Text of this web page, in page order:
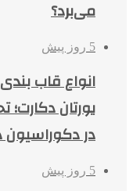
می‌برد؟
5 روز پیش
انواع قاب
یورتان
در دکوراسیون
5 روز پیش